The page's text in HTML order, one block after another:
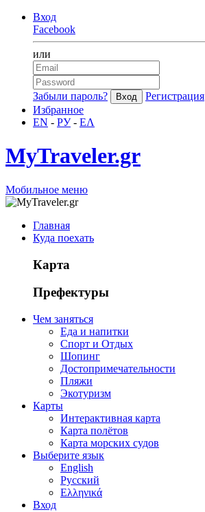
Вход
Facebook
или
Забыли пароль?
Регистрация
Избранное
EN - РУ- ΕΛ
MyTraveler.gr
Мобильное меню
Главная
Куда поехать
Карта
Префектуры
Чем заняться
Еда и напитки
Спорт и Отдых
Шопинг
Достопримечательности
Пляжи
Экотуризм
Карты
Интерактивная карта
Карта полётов
Карта морских судов
Выберите язык
English
Русский
Ελληνικά
Вход